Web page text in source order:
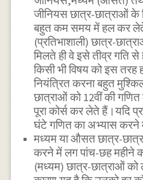
जीनियस छात्र-छात्राओं के
बहुत कम समय में हल कर
(प्रतिभाशाली) छात्र-
मिलते ही वे इसे तीव्र
किसी भी विषय को इस
नियंत्रित करना बहुत
छात्राओं को 12वीं की
पूरा कोर्स कर लेते हैं।यदि
घंटे गणित का अभ्यास करने
मध्यम या औसत छात्र-
करने में लग पांच-छह
(मध्यम) छात्र-छात्राओं